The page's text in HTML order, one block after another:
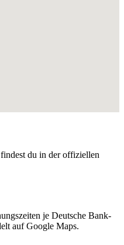
du in der offiziellen
je Deutsche Bank-
auf Google Maps.